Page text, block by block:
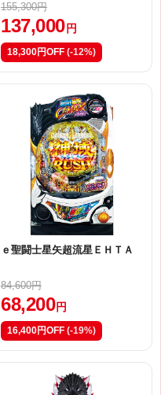
155,300円
137,000 円
18,300円OFF (-12%)
ｅ聖闘士星矢超流星ＥＨＴＡ
84,600円
68,200 円
16,400円OFF (-19%)